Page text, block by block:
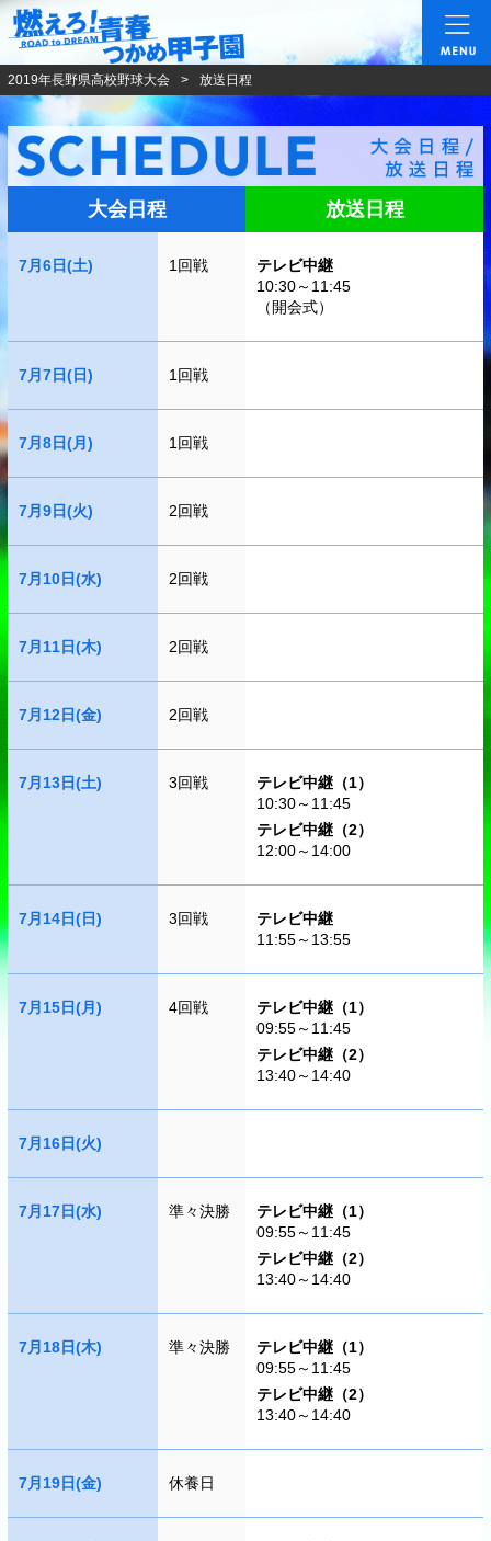
燃えろ!青春 つかめ
2019年長野県高校野球大会 放送日程
大会日程 放送日程
7月6日(土) 1回戦
テレビ中継
10:30～11:45
（開会式）
7月7日(日) 1回戦
7月8日(月) 1回戦
7月9日(火) 2回戦
7月10日(水) 2回戦
7月11日(木) 2回戦
7月12日(金) 2回戦
7月13日(土) 3回戦
テレビ中継（1）
10:30～11:45
テレビ中継（2）
12:00～14:00
7月14日(日) 3回戦
テレビ中継
11:55～13:55
7月15日(月) 4回戦
テレビ中継（1）
09:55～11:45
テレビ中継（2）
13:40～14:40
7月16日(火)
7月17日(水) 準々決勝
テレビ中継（1）
09:55～11:45
テレビ中継（2）
13:40～14:40
7月18日(木) 準々決勝
テレビ中継（1）
09:55～11:45
テレビ中継（2）
13:40～14:40
7月19日(金) 休養日